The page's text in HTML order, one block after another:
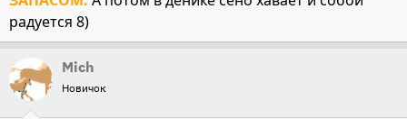
радуется 8)
Mich
Новичок